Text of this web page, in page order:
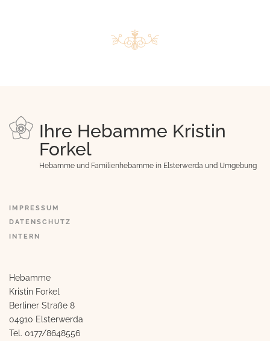
Ihre Hebamme Kristin
Forkel
Hebamme und Familienhebamme in Elsterwerda und Umgebung
IMPRESSUM
DATENSCHUTZ
INTERN
Hebamme
Kristin Forkel
Berliner Straße 8
04910 Elsterwerda
Tel. 0177/8648556